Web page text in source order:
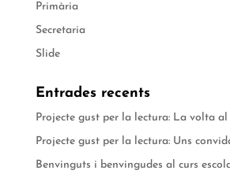
Primària
Secretaria
Slide
Entrades recents
Projecte gust per la lectura: La volta al
Projecte gust per la lectura: Uns
Benvinguts i benvingudes al curs